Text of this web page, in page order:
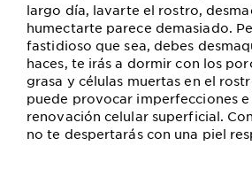
largo día, lavarte el rostro,
humectarte parece demasiado.
fastidioso que sea, debes
haces, te irás a dormir con los
grasa y células muertas en el
puede provocar imperfecciones
renovación celular superficial.
no te despertarás con una piel